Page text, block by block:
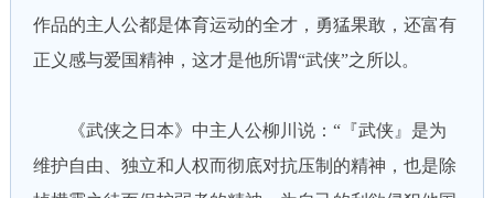
作品的主人公都是体育运动的全才，勇猛果敢，还富有
正义感与爱国精神，这才是他所谓“武侠”之所以。
《武侠之日本》中主人公柳川说：“『武侠』是为
维护自由、独立和人权而彻底对抗压制的精神，也是除